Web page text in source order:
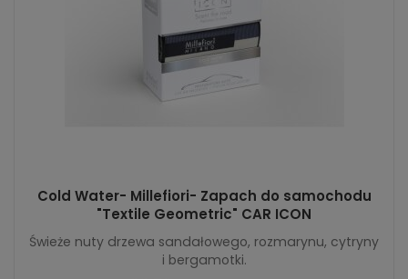
Cold Water- Millefiori- Zapach do samochodu
"Textile Geometric" CAR ICON
Świeże nuty drzewa sandałowego, rozmarynu, cytryny
i bergamotki.